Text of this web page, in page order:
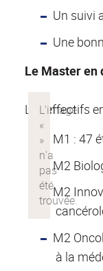
Un suivi
Une
Le Master en
Les effectifs
M1 : 47
M2
M2
M2
à la